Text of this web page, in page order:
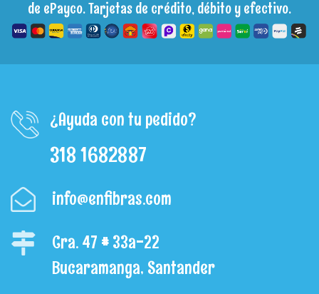
de ePayco. Tarjetas de crédito, débito y efectivo.
¿Ayuda con tu pedido?
318 1682887
info@enfibras.com
Cra. 47 # 33a-22
Bucaramanga, Santander